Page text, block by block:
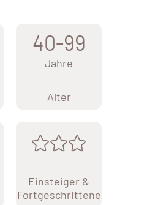
40-99
Jahre
Alter
Einsteiger &
Fortgeschrittene